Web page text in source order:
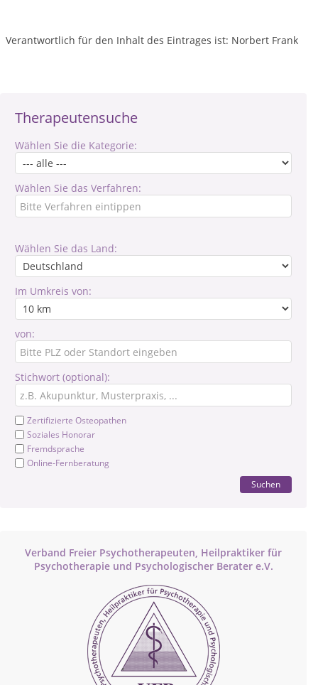
Therapeutensuche
Wählen Sie die Kategorie:
Wählen Sie das Verfahren:
Wählen Sie das Land:
Im Umkreis von:
von:
Stichwort (optional):
Zertifizierte Osteopathen
Soziales Honorar
Fremdsprache
Online-Fernberatung
Suchen
Verband Freier Psychotherapeuten, Heilpraktiker für
Psychotherapie und Psychologischer Berater e.V.
Verantwortlich für den Inhalt des Eintrages ist: Norbert Frank